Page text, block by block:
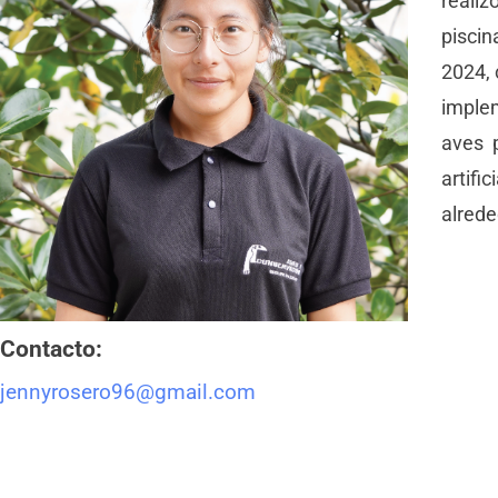
Contacto:
jennyrosero96@gmail.com
2024,
aves